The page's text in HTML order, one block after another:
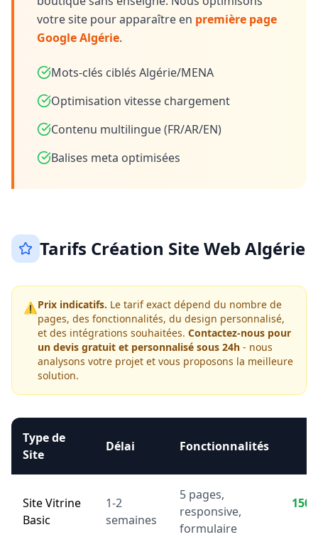
votre site pour apparaître en première page
Google Algérie.
Mots-clés ciblés Algérie/MENA
Optimisation vitesse chargement
Contenu multilingue (FR/AR/EN)
Balises meta optimisées
Tarifs Création Site Web Algérie
⚠️Prix indicatifs. Le tarif exact dépend du nombre de
pages, des fonctionnalités, du design personnalisé,
et des intégrations souhaitées. Contactez-nous pour
un devis gratuit et personnalisé sous 24h - nous
analysons votre projet et vous proposons la meilleure
solution.
Type de
Site
Délai Fonctionnalités
Site Vitrine
Basic
1-2
semaines
5 pages,
responsive,
formulaire